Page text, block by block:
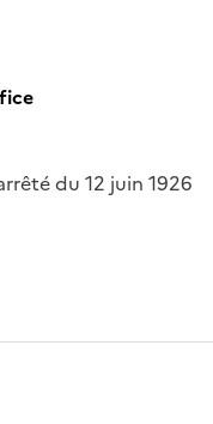
du 12 juin 1926